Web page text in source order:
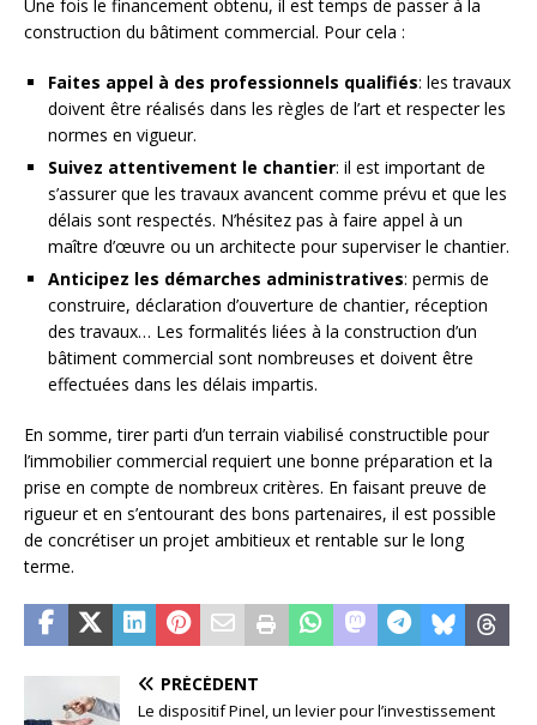
Une fois le financement obtenu, il est temps de passer à la
construction du bâtiment commercial. Pour cela :
Faites appel à des professionnels qualifiés: les travaux
doivent être réalisés dans les règles de l’art et respecter les
normes en vigueur.
Suivez attentivement le chantier: il est important de
s’assurer que les travaux avancent comme prévu et que les
délais sont respectés. N’hésitez pas à faire appel à un
maître d’œuvre ou un architecte pour superviser le chantier.
Anticipez les démarches administratives: permis de
construire, déclaration d’ouverture de chantier, réception
des travaux… Les formalités liées à la construction d’un
bâtiment commercial sont nombreuses et doivent être
effectuées dans les délais impartis.
En somme, tirer parti d’un terrain viabilisé constructible pour
l’immobilier commercial requiert une bonne préparation et la
prise en compte de nombreux critères. En faisant preuve de
rigueur et en s’entourant des bons partenaires, il est possible
de concrétiser un projet ambitieux et rentable sur le long
terme.
PRÉCÉDENT
Le dispositif Pinel, un levier pour l’investissement